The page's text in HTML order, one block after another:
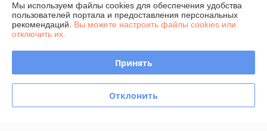
График работы
Полная версия сайта
Политика обработки cookies
Сайт создан на платформе Deal.by
Мы используем файлы cookies для обеспечения удобства
пользователей портала и предоставления персональных
рекомендаций. Вы можете настроить файлы cookies или
отключить их.
Принять
Отклонить